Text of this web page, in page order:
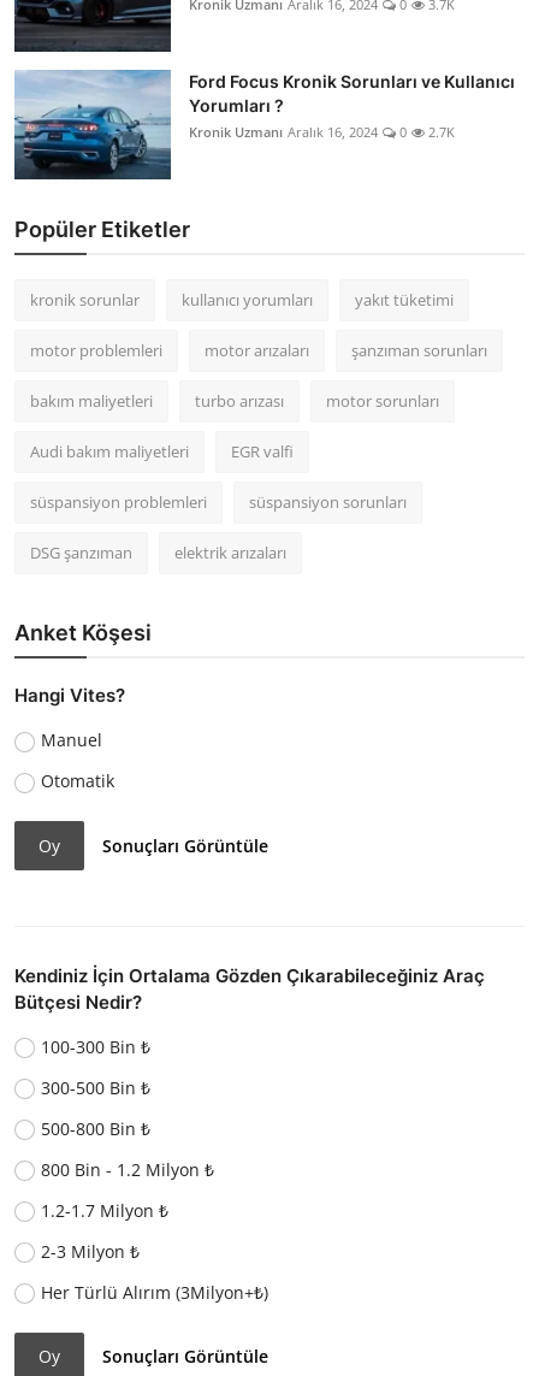
Kronik Uzmanı Aralık 16, 2024 0 3.7K
Ford Focus Kronik Sorunları ve Kullanıcı
Yorumları ?
Kronik Uzmanı Aralık 16, 2024 0 2.7K
Popüler Etiketler
kronik sorunlar kullanıcı yorumları yakıt tüketimi
motor problemleri motor arızaları şanzıman sorunları
bakım maliyetleri turbo arızası motor sorunları
Audi bakım maliyetleri EGR valfi
süspansiyon problemleri süspansiyon sorunları
DSG şanzıman elektrik arızaları
Anket Köşesi
Hangi Vites?
Manuel
Otomatik
Oy Sonuçları Görüntüle
Kendiniz İçin Ortalama Gözden Çıkarabileceğiniz Araç
Bütçesi Nedir?
100-300 Bin ₺
300-500 Bin ₺
500-800 Bin ₺
800 Bin - 1.2 Milyon ₺
1.2-1.7 Milyon ₺
2-3 Milyon ₺
Her Türlü Alırım (3Milyon+₺)
Oy Sonuçları Görüntüle